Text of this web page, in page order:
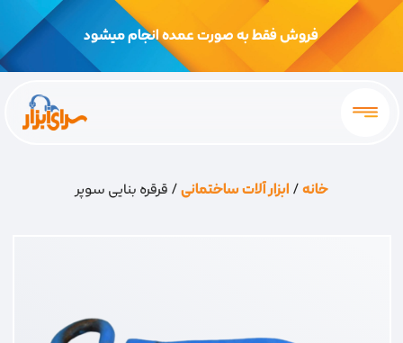
فروش فقط به صورت عمده انجام میشود
خانه/ابزار آلات ساختمانی/ قرقره بنایی سوپر